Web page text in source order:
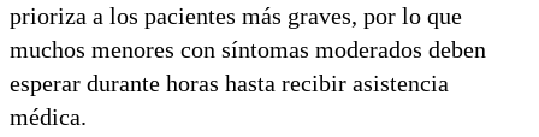
prioriza a los pacientes más graves, por lo que
muchos menores con síntomas moderados deben
esperar durante horas hasta recibir asistencia
médica.